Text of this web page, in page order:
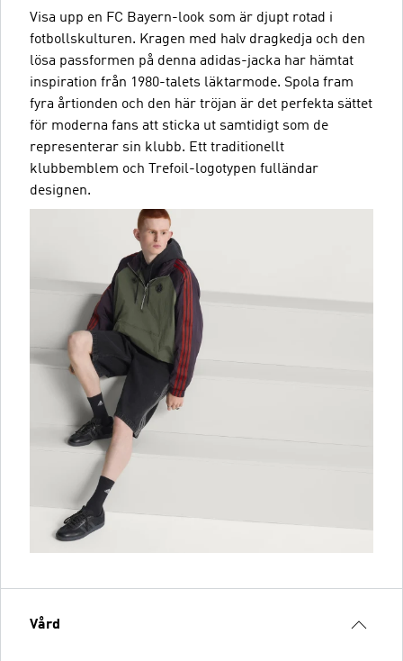
Visa upp en FC Bayern-look som är djupt rotad i
fotbollskulturen. Kragen med halv dragkedja och den
lösa passformen på denna adidas-jacka har hämtat
inspiration från 1980-talets läktarmode. Spola fram
fyra årtionden och den här tröjan är det perfekta sättet
för moderna fans att sticka ut samtidigt som de
representerar sin klubb. Ett traditionellt
klubbemblem och Trefoil-logotypen fulländar
designen.
Vård